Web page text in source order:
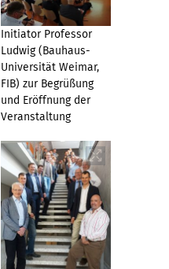
Initiator Professor
Ludwig (Bauhaus-
Universität Weimar,
FIB) zur Begrüßung
und Eröffnung der
Veranstaltung